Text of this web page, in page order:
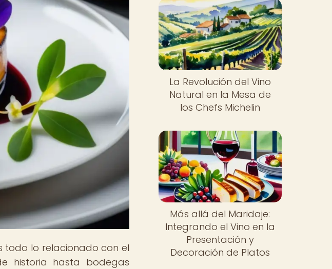
todo lo relacionado con el
historia hasta bodegas
La Revolución del Vino
Natural en la Mesa de
los Chefs Michelin
Más allá del Maridaje:
Integrando el Vino en la
Presentación y
Decoración de Platos